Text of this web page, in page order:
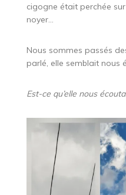
cigogne était perchée
noyer…
Nous sommes passés
parlé, elle semblait nous
Est-ce qu’elle nous